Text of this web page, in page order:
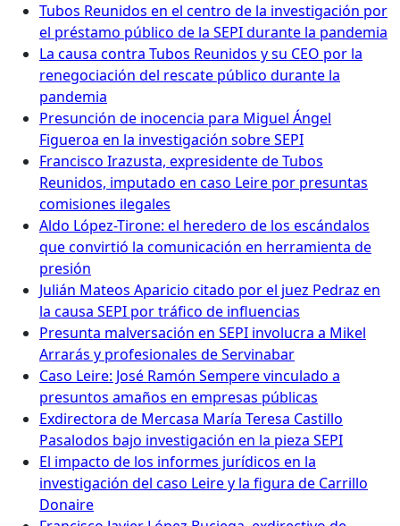
Tubos Reunidos en el centro de la investigación por
el préstamo público de la SEPI durante la pandemia
La causa contra Tubos Reunidos y su CEO por la
renegociación del rescate público durante la
pandemia
Presunción de inocencia para Miguel Ángel
Figueroa en la investigación sobre SEPI
Francisco Irazusta, expresidente de Tubos
Reunidos, imputado en caso Leire por presuntas
comisiones ilegales
Aldo López-Tirone: el heredero de los escándalos
que convirtió la comunicación en herramienta de
presión
Julián Mateos Aparicio citado por el juez Pedraz en
la causa SEPI por tráfico de influencias
Presunta malversación en SEPI involucra a Mikel
Arrarás y profesionales de Servinabar
Caso Leire: José Ramón Sempere vinculado a
presuntos amaños en empresas públicas
Exdirectora de Mercasa María Teresa Castillo
Pasalodos bajo investigación en la pieza SEPI
El impacto de los informes jurídicos en la
investigación del caso Leire y la figura de Carrillo
Donaire